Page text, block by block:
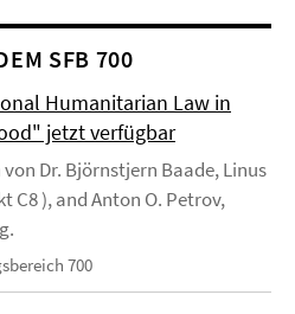
SFB 700
Humanitarian Law in
jetzt verfügbar
Dr. Björnstjern Baade, Linus
C8 ), and Anton O. Petrov,
700